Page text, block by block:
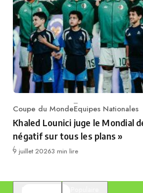
Category
Coupe du MondeEquipes Nationales
Khaled Lounici juge le Mondial
négatif sur tous les plans »
Publié
9 juillet 20263 min lire